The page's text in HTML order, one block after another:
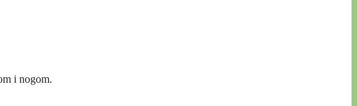
i nogom.